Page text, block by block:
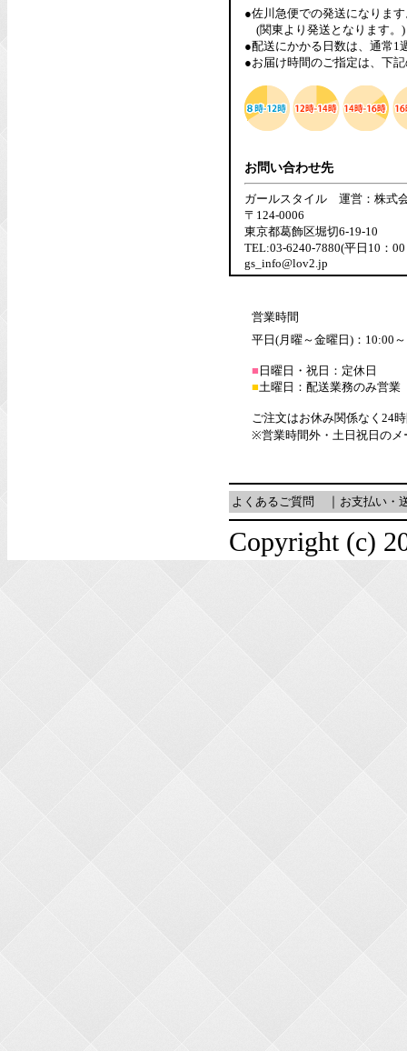
●佐川急便での発送になりま
(関東より発送となります。)
●配送にかかる日数は、通常1
●お届け時間のご指定は、下
お問い合わせ先
ガールスタイル 運営：株式
〒124-0006
東京都葛飾区堀切6-19-10
TEL:03-6240-7880(平日10：
gs_info@lov2.jp
営業時間
平日(月曜～金曜日)：10:00
■ 日曜日・祝日：定休日
■土曜日：配送業務のみ営業
ご注文はお休み関係なく24
※営業時間外・土日祝日のメ
よくあるご質問 お支払い・
Copyright (c)